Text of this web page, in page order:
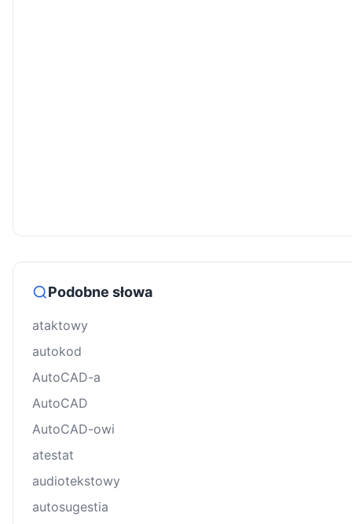
Podobne słowa
ataktowy
autokod
AutoCAD-a
AutoCAD
AutoCAD-owi
atestat
audiotekstowy
autosugestia